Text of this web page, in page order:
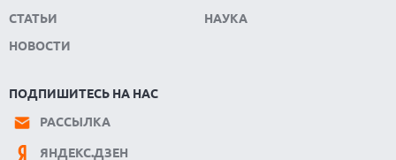
СТАТЬИ
НОВОСТИ
НАУКА
ПОДПИШИТЕСЬ НА НАС
РАССЫЛКА
ЯНДЕКС.ДЗЕН